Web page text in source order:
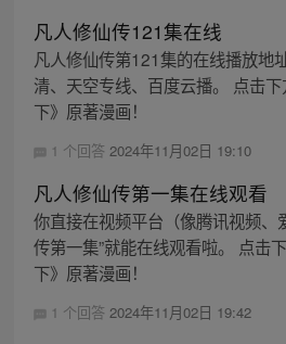
凡人修仙传121集在线
凡人修仙传第121集的在线播放地
清、天空专线、百度云播。 点击
下》原著漫画！
1 个回答 2024年11月02日 19:10
凡人修仙传第一集在线观看
你直接在视频平台（像腾讯视频、
传第一集”就能在线观看啦。 点击
下》原著漫画！
1 个回答 2024年11月02日 19:42